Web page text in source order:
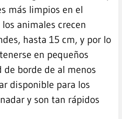
más limpios en el
animales crecen
hasta 15 cm, y por lo
en pequeños
borde de al menos
disponible para los
y son tan rápidos